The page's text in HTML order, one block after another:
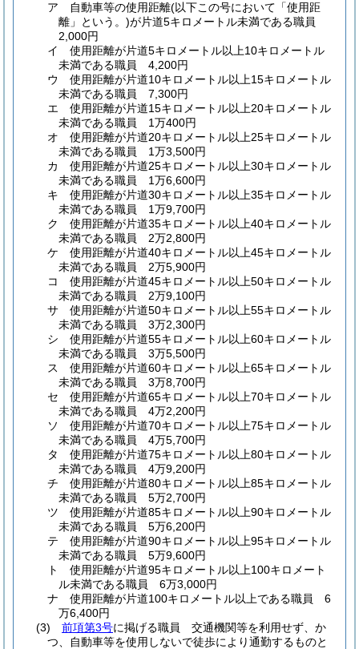
ア
自動車等の使用距離(以下この号において「使用距
離」という。)が片道5キロメートル未満である職員
2,000円
イ
使用距離が片道5キロメートル以上10キロメートル
未満である職員 4,200円
ウ
使用距離が片道10キロメートル以上15キロメートル
未満である職員 7,300円
エ
使用距離が片道15キロメートル以上20キロメートル
未満である職員 1万400円
オ
使用距離が片道20キロメートル以上25キロメートル
未満である職員 1万3,500円
カ
使用距離が片道25キロメートル以上30キロメートル
未満である職員 1万6,600円
キ
使用距離が片道30キロメートル以上35キロメートル
未満である職員 1万9,700円
ク
使用距離が片道35キロメートル以上40キロメートル
未満である職員 2万2,800円
ケ
使用距離が片道40キロメートル以上45キロメートル
未満である職員 2万5,900円
コ
使用距離が片道45キロメートル以上50キロメートル
未満である職員 2万9,100円
サ
使用距離が片道50キロメートル以上55キロメートル
未満である職員 3万2,300円
シ
使用距離が片道55キロメートル以上60キロメートル
未満である職員 3万5,500円
ス
使用距離が片道60キロメートル以上65キロメートル
未満である職員 3万8,700円
セ
使用距離が片道65キロメートル以上70キロメートル
未満である職員 4万2,200円
ソ
使用距離が片道70キロメートル以上75キロメートル
未満である職員 4万5,700円
タ
使用距離が片道75キロメートル以上80キロメートル
未満である職員 4万9,200円
チ
使用距離が片道80キロメートル以上85キロメートル
未満である職員 5万2,700円
ツ
使用距離が片道85キロメートル以上90キロメートル
未満である職員 5万6,200円
テ
使用距離が片道90キロメートル以上95キロメートル
未満である職員 5万9,600円
ト
使用距離が片道95キロメートル以上100キロメート
ル未満である職員 6万3,000円
ナ
使用距離が片道100キロメートル以上である職員 6
万6,400円
(3)
前項第3号に掲げる職員 交通機関等を利用せず、か
つ、自動車等を使用しないで徒歩により通勤するものと